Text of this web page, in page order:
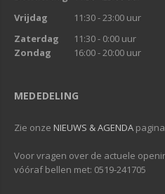
Vrijdag
11:30 - 23:00 uur
Zaterdag
11:30 - 0:00 uur
Zondag
16:00 - 20:00 uur
MEDEDELING
Zie onze NIEUWS & AGENDA
Voor vragen over de actuele
vóóraf bellen met: 0519-241705